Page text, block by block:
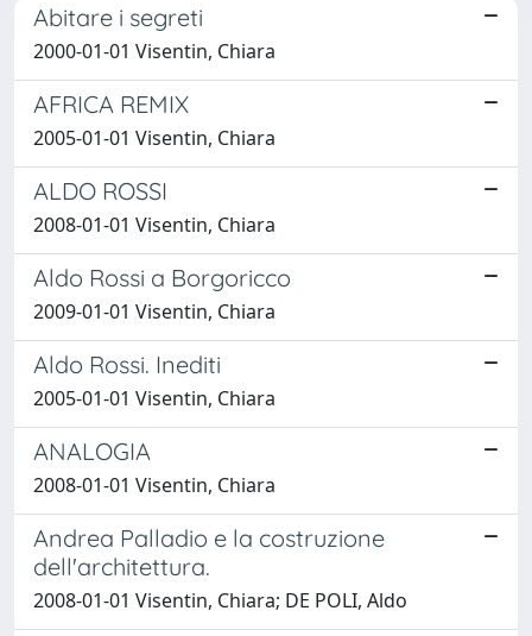
Abitare i segreti
2000-01-01 Visentin, Chiara
AFRICA REMIX
2005-01-01 Visentin, Chiara
ALDO ROSSI
2008-01-01 Visentin, Chiara
Aldo Rossi a Borgoricco
2009-01-01 Visentin, Chiara
Aldo Rossi. Inediti
2005-01-01 Visentin, Chiara
ANALOGIA
2008-01-01 Visentin, Chiara
Andrea Palladio e la costruzione
dell'architettura.
2008-01-01 Visentin, Chiara; DE POLI, Aldo